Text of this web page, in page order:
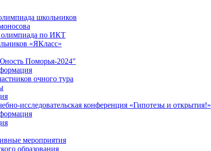
школьников
олимпиада по ИКТ
«ЯКласс»
Поморья-2024"
очного тура
исследовательская конференция «Гипотезы и открытия!»
мероприятия
образования